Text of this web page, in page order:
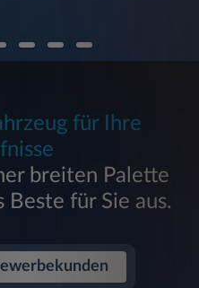
für Ihre
breiten Palette
Beste für Sie aus.